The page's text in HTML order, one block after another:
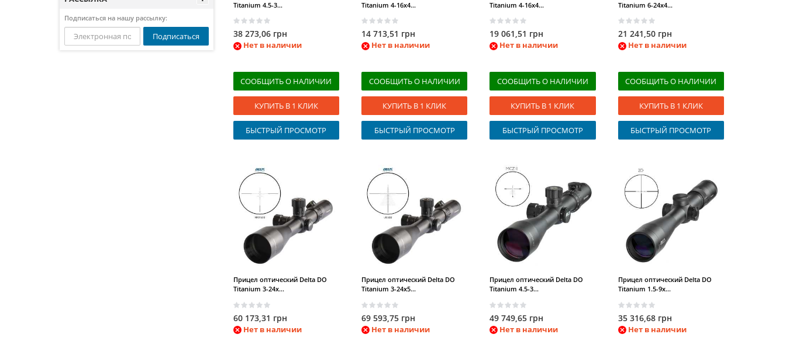
Hatsan(46)
Ata Arms(39)
Подписаться на нашу рассылку:
Подписаться
Titanium 4.5-3...
38 273,06 грн
Нет в наличии
СООБЩИТЬ О НАЛИЧИИ
КУПИТЬ В 1 КЛИК
БЫСТРЫЙ ПРОСМОТР
Titanium 4-16x4...
14 713,51 грн
Нет в наличии
СООБЩИТЬ О НАЛИЧИИ
КУПИТЬ В 1 КЛИК
БЫСТРЫЙ ПРОСМОТР
Titanium 4-16x4...
19 061,51 грн
Нет в наличии
СООБЩИТЬ О НАЛИЧИИ
КУПИТЬ В 1 КЛИК
БЫСТРЫЙ ПРОСМОТР
Titanium 6-24x4...
21 241,50 грн
Нет в наличии
СООБЩИТЬ О НАЛИЧИИ
КУПИТЬ В 1 КЛИК
БЫСТРЫЙ ПРОСМОТР
Прицел оптический Delta DO
Titanium 3-24x...
60 173,31 грн
Нет в наличии
Прицел оптический Delta DO
Titanium 3-24x5...
69 593,75 грн
Нет в наличии
Прицел оптический Delta DO
Titanium 4.5-3...
49 749,65 грн
Нет в наличии
Прицел оптический Delta DO
Titanium 1.5-9x...
35 316,68 грн
Нет в наличии